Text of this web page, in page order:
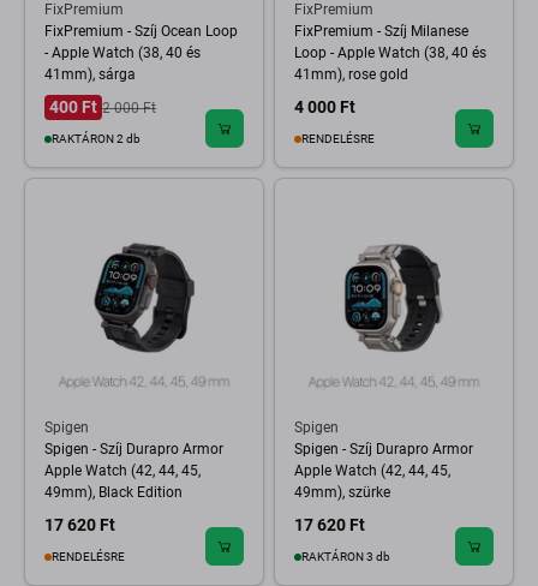
FixPremium
FixPremium - Szíj Ocean Loop
- Apple Watch (38, 40 és
41mm), sárga
400 Ft 2 000 Ft
RAKTÁRON 2 db
FixPremium
FixPremium - Szíj Milanese
Loop - Apple Watch (38, 40 és
41mm), rose gold
4 000 Ft
RENDELÉSRE
Spigen
Spigen - Szíj Durapro Armor
Apple Watch (42, 44, 45,
49mm), Black Edition
17 620 Ft
RENDELÉSRE
Spigen
Spigen - Szíj Durapro Armor
Apple Watch (42, 44, 45,
49mm), szürke
17 620 Ft
RAKTÁRON 3 db